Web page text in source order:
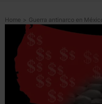
Home >